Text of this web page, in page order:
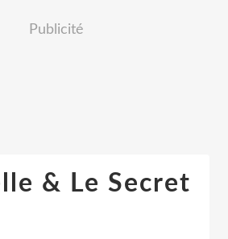
Publicité
& Le Secret